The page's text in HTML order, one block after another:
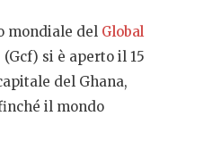
mondiale del Global
(Gcf) si è aperto il 15
del Ghana,
il mondo